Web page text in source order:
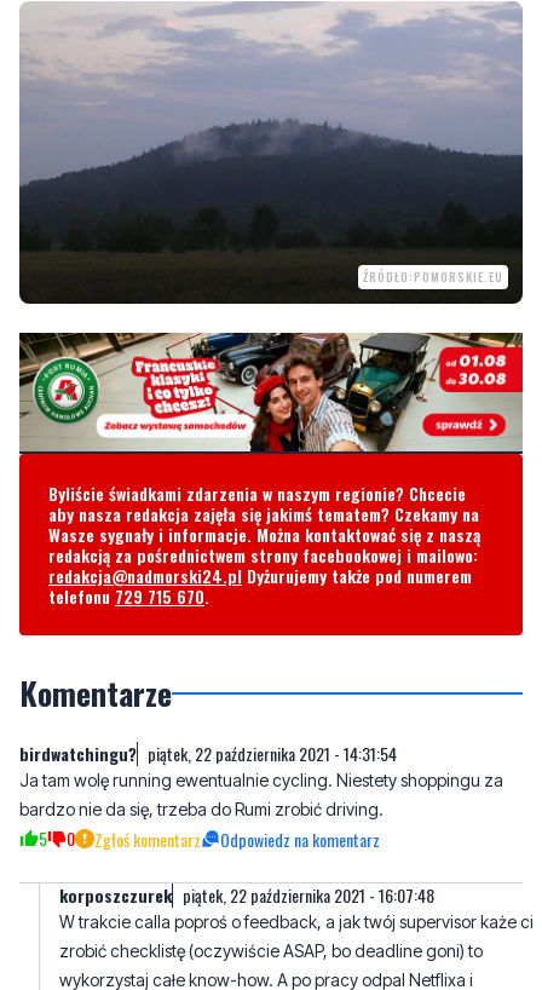
Byliście świadkami zdarzenia w naszym regionie? Chcecie
aby nasza redakcja zajęła się jakimś tematem? Czekamy na
Wasze sygnały i informacje. Można kontaktować się z naszą
redakcja@nadmorski24.plDyżurujemy także pod numerem
telefonu729 715 670.
Komentarze
Ja tam wolę running ewentualnie cycling. Niestety shoppingu za
5 0 Zgłoś komentarz Odpowiedz na komentarz
korposzczurek piątek, 22 października 2021 - 16:07:48
W trakcie calla poproś o feedback, a jak twój supervisor każe ci
wykorzystaj całe know-how. A po pracy odpal Netflixa i
zafunduj sobie binge-watching xD
6 0 Zgłoś komentarz Odpowiedz na komentarz